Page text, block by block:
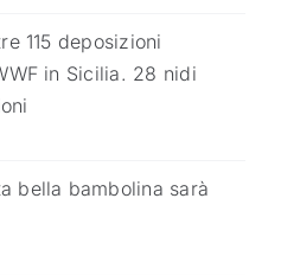
115 deposizioni
in Sicilia. 28 nidi
bella bambolina sarà